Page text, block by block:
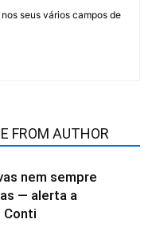
seus vários campos de
FROM AUTHOR
nem sempre
— alerta a